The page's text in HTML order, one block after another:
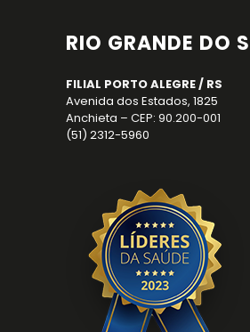
RIO GRANDE DO
FILIAL PORTO ALEGRE / RS
Avenida dos Estados, 1825
Anchieta – CEP: 90.200-001
(51) 2312-5960